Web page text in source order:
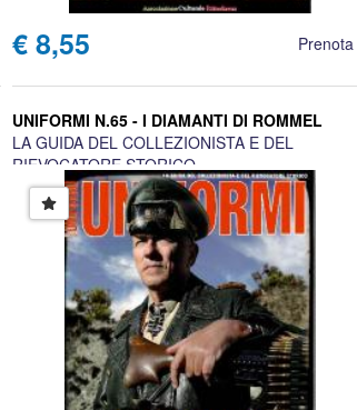
€ 8,55 Prenota
UNIFORMI N.65 - I DIAMANTI DI ROMMEL
LA GUIDA DEL COLLEZIONISTA E DEL
RIEVOCATORE STORICO